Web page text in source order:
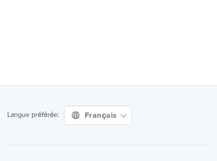
Langue préférée: Français